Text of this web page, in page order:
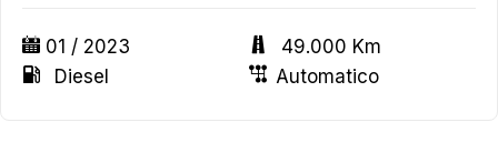
01 / 2023
49.000 Km
Diesel
Automatico